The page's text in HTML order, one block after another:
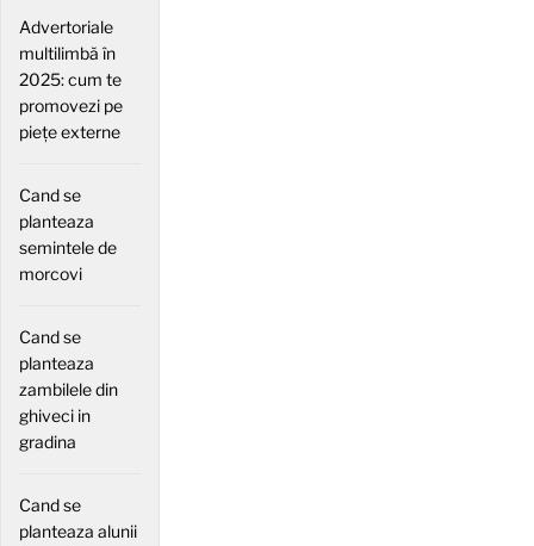
Advertoriale
multilimbă în
2025: cum te
promovezi pe
piețe externe
Cand se
planteaza
semintele de
morcovi
Cand se
planteaza
zambilele din
ghiveci in
gradina
Cand se
planteaza alunii